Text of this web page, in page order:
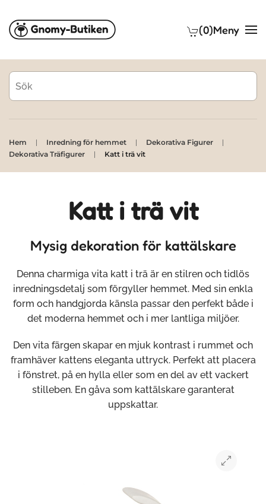
Skip to main content (0)Meny
Hem Inredning för hemmet
Dekorativa Figurer
Dekorativa Träfigurer
Katt i trä vit
Katt i trä vit
Mysig dekoration för kattälskare
Denna charmiga vita katt i trä är en stilren och tidlös
inredningsdetalj som förgyller hemmet. Med sin enkla
form och handgjorda känsla passar den perfekt både i
det moderna hemmet och i mer lantliga miljöer.
Den vita färgen skapar en mjuk kontrast i rummet och
framhäver kattens eleganta uttryck. Perfekt att placera
i fönstret, på en hylla eller som en del av ett vackert
stilleben. En gåva som kattälskare garanterat
uppskattar.